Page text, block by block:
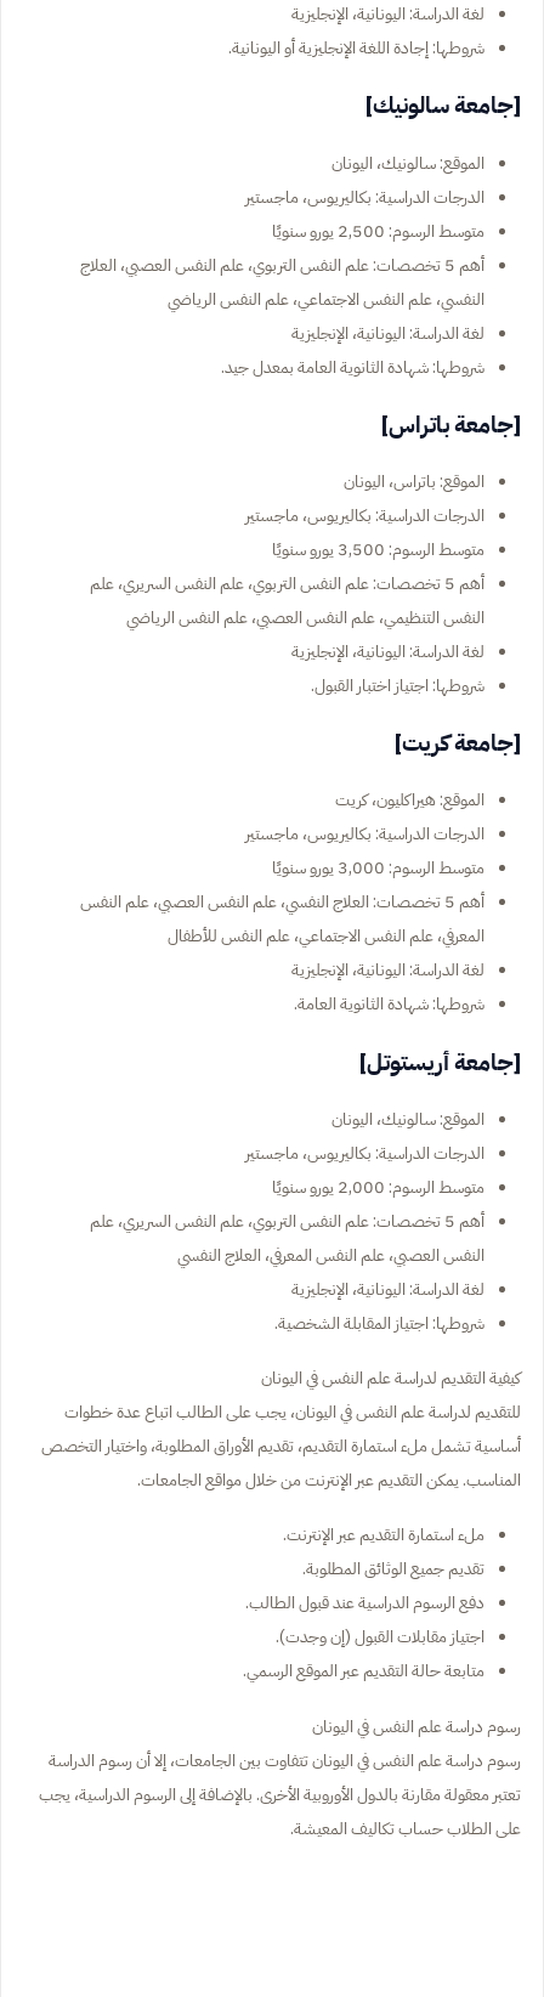
لغة الدراسة: اليونانية، الإنجليزية
شروطها: إجادة اللغة الإنجليزية أو اليونانية.
[جامعة سالونيك]
الموقع: سالونيك، اليونان
الدرجات الدراسية: بكاليريوس، ماجستير
متوسط الرسوم: 2,500 يورو سنويًا
أهم 5 تخصصات: علم النفس التربوي، علم النفس العصبي، العلاج
النفسي، علم النفس الاجتماعي، علم النفس الرياضي
لغة الدراسة: اليونانية، الإنجليزية
شروطها: شهادة الثانوية العامة بمعدل جيد.
[جامعة باتراس]
الموقع: باتراس، اليونان
الدرجات الدراسية: بكاليريوس، ماجستير
متوسط الرسوم: 3,500 يورو سنويًا
أهم 5 تخصصات: علم النفس التربوي، علم النفس السريري، علم
النفس التنظيمي، علم النفس العصبي، علم النفس الرياضي
لغة الدراسة: اليونانية، الإنجليزية
شروطها: اجتياز اختبار القبول.
[جامعة كريت]
الموقع: هيراكليون، كريت
الدرجات الدراسية: بكاليريوس، ماجستير
متوسط الرسوم: 3,000 يورو سنويًا
أهم 5 تخصصات: العلاج النفسي، علم النفس العصبي، علم النفس
المعرفي، علم النفس الاجتماعي، علم النفس للأطفال
لغة الدراسة: اليونانية، الإنجليزية
شروطها: شهادة الثانوية العامة.
[جامعة أريستوتل]
الموقع: سالونيك، اليونان
الدرجات الدراسية: بكاليريوس، ماجستير
متوسط الرسوم: 2,000 يورو سنويًا
أهم 5 تخصصات: علم النفس التربوي، علم النفس السريري، علم
النفس العصبي، علم النفس المعرفي، العلاج النفسي
لغة الدراسة: اليونانية، الإنجليزية
شروطها: اجتياز المقابلة الشخصية.
كيفية التقديم لدراسة علم النفس في اليونان
للتقديم لدراسة علم النفس في اليونان، يجب على الطالب اتباع عدة خطوات
أساسية تشمل ملء استمارة التقديم، تقديم الأوراق المطلوبة، واختيار التخصص
المناسب. يمكن التقديم عبر الإنترنت من خلال مواقع الجامعات.
ملء استمارة التقديم عبر الإنترنت.
تقديم جميع الوثائق المطلوبة.
دفع الرسوم الدراسية عند قبول الطالب.
اجتياز مقابلات القبول (إن وجدت).
متابعة حالة التقديم عبر الموقع الرسمي.
رسوم دراسة علم النفس في اليونان
رسوم دراسة علم النفس في اليونان تتفاوت بين الجامعات، إلا أن رسوم الدراسة
تعتبر معقولة مقارنة بالدول الأوروبية الأخرى. بالإضافة إلى الرسوم الدراسية، يجب
على الطلاب حساب تكاليف المعيشة.